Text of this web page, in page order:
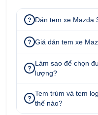
Dán tem xe Mazda
Giá dán tem xe
Làm sao để chọn
lượng?
Tem trùm và tem
thế nào?